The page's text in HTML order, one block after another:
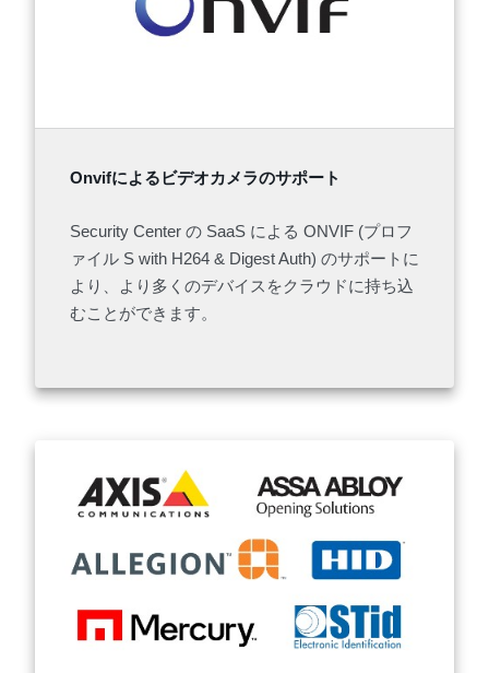
Onvifによるビデオカメラのサポート
Security Center の SaaS による ONVIF (プロフ
ァイル S with H264 & Digest Auth) のサポートに
より、より多くのデバイスをクラウドに持ち込
むことができます。